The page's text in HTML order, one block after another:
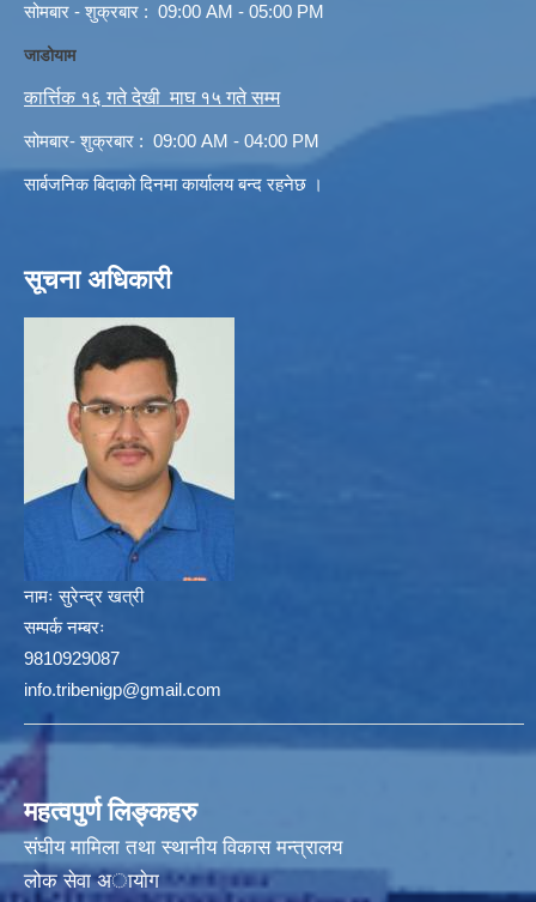
सोमबार - शुक्रबार : 09:00 AM - 05:00 PM
जाडोयाम
कार्त्तिक १६ गते देखी माघ १५ गते सम्म
सोमबार- शुक्रबार : 09:00 AM - 04:00 PM
सार्बजनिक बिदाको दिनमा कार्यालय बन्द रहनेछ ।
सूचना अधिकारी
नामः सुरेन्द्र खत्री
सम्पर्क नम्बरः
9810929087
info.tribenigp@gmail.com
महत्वपुर्ण लिङ्कहरु
संघीय मामिला तथा स्थानीय विकास मन्त्रालय
लोक सेवा अायाेग